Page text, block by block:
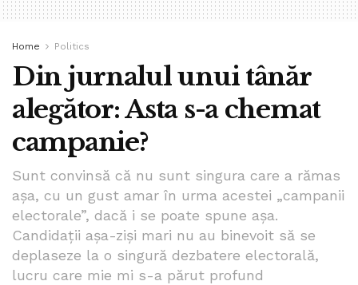
Home Politics
Din jurnalul unui tânăr
alegător: Asta s-a chemat
campanie?
Sunt convinsă că nu sunt singura care a rămas
așa, cu un gust amar în urma acestei „campanii
electorale”, dacă i se poate spune așa.
Candidații așa-ziși mari nu au binevoit să se
deplaseze la o singură dezbatere electorală,
lucru care mie mi s-a părut profund